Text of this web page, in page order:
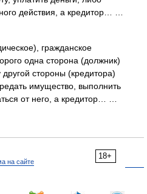
действия, а кредитор… …
гражданское
одна сторона (должник)
стороны (кредитора)
имущество, выполнить
от него, а кредитор… …
18+
на сайте